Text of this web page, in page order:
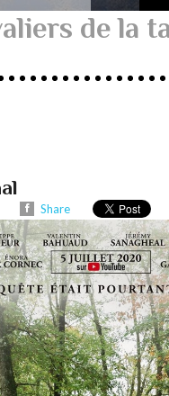
de la
Share